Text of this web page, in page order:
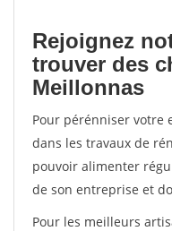
Rejoignez
trouver des
Meillonnas
Pour pérénniser votre
dans les travaux de
pouvoir alimenter
de son entreprise et
Pour les meilleurs